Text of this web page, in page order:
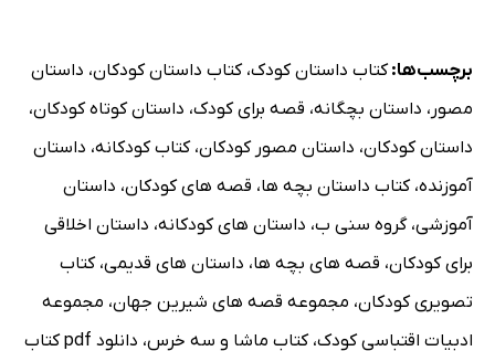
برچسب‌ها:کتاب داستان کودک،کتاب داستان کودکان، داستان
مصور ، داستان بچگانه، قصه برای کودک، داستان کوتاه کودکان،
داستان کودکان، داستان مصور کودکان،کتاب کودکانه، داستان
آموزنده،کتاب داستان بچه ها، قصه های کودکان، داستان
آموزشی،گروه سنی ب، داستان های کودکانه، داستان اخلاقی
برای کودکان، قصه های بچه ها، داستان های قدیمی،کتاب
تصویری کودکان، مجموعه قصه های شیرین جهان، مجموعه
ادبیات اقتباسی کودک،کتاب ماشا و سه خرس،
دانلود pdf کتاب